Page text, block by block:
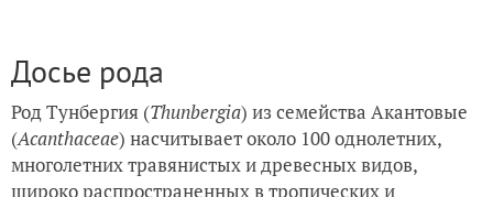
Досье рода
Род Тунбергия (Thunbergia) из семейства Акантовые
(Acanthaceae) насчитывает около 100 однолетних,
многолетних травянистых и древесных видов,
широко распространенных в тропических и